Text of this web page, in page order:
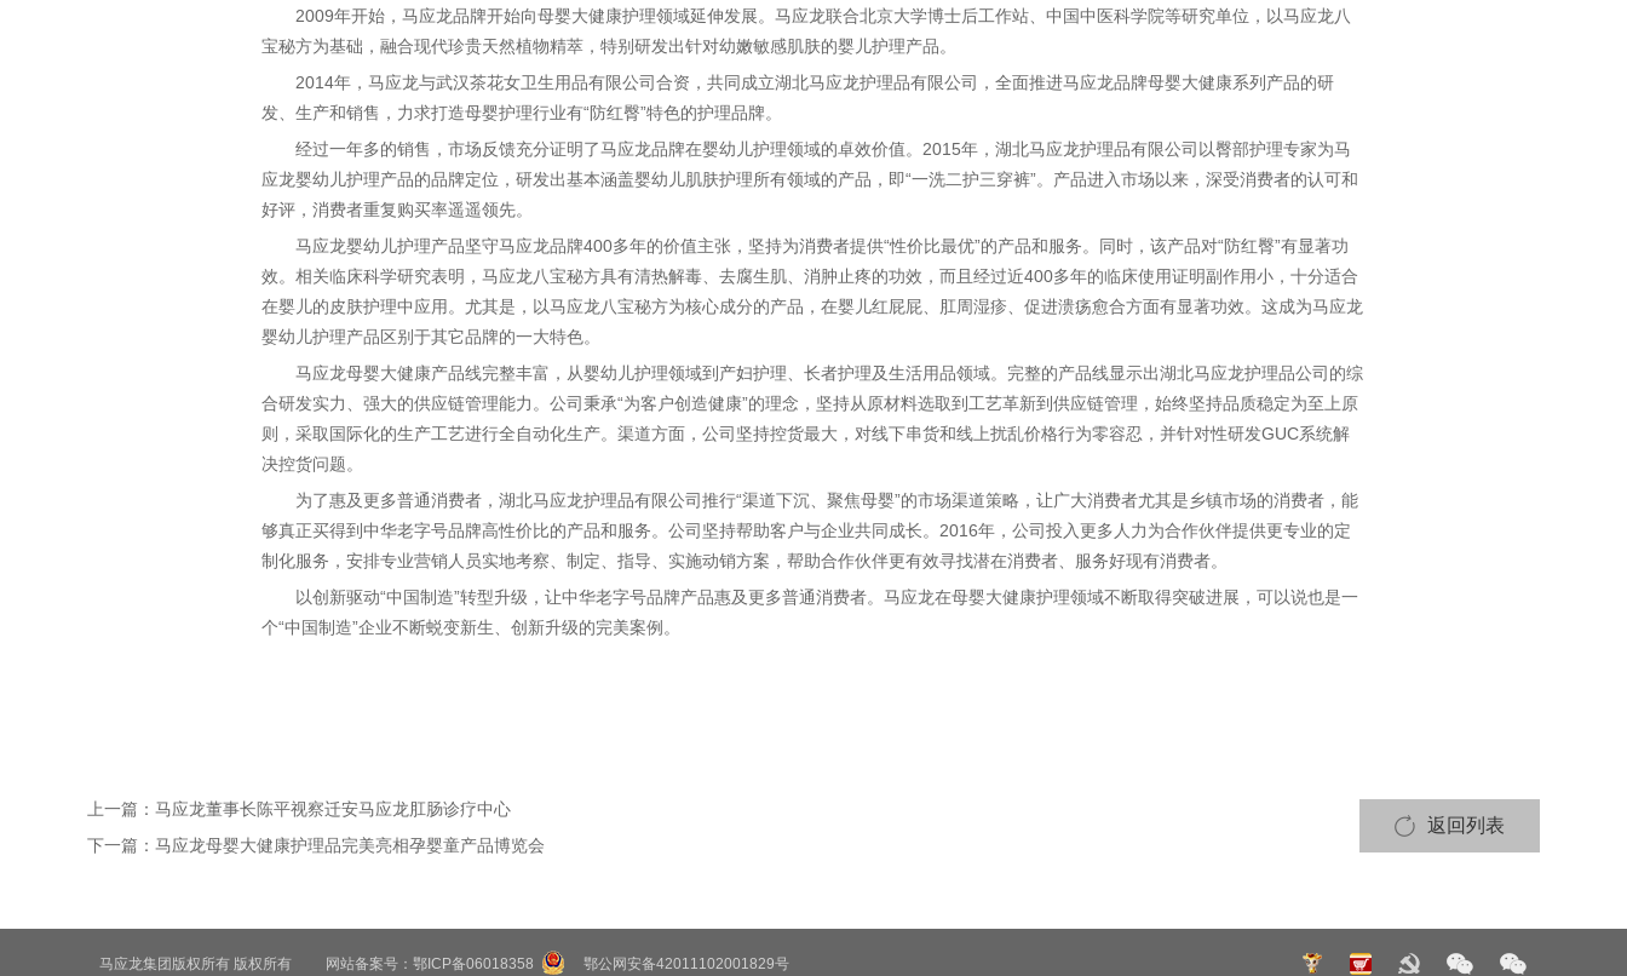
2009年开始，马应龙品牌开始向母婴大健康护理领域延伸发展。马应龙联合北京大学博士后工作站、中国中医科学院等研究单位，以马应龙八
宝秘方为基础，融合现代珍贵天然植物精萃，特别研发出针对幼嫩敏感肌肤的婴儿护理产品。
2014年，马应龙与武汉茶花女卫生用品有限公司合资，共同成立湖北马应龙护理品有限公司，全面推进马应龙品牌母婴大健康系列产品的研
发、生产和销售，力求打造母婴护理行业有“防红臀”特色的护理品牌。
经过一年多的销售，市场反馈充分证明了马应龙品牌在婴幼儿护理领域的卓效价值。2015年，湖北马应龙护理品有限公司以臀部护理专家为马
应龙婴幼儿护理产品的品牌定位，研发出基本涵盖婴幼儿肌肤护理所有领域的产品，即“一洗二护三穿裤”。产品进入市场以来，深受消费者的认可和
好评，消费者重复购买率遥遥领先。
马应龙婴幼儿护理产品坚守马应龙品牌400多年的价值主张，坚持为消费者提供“性价比最优”的产品和服务。同时，该产品对“防红臀”有显著功
效。相关临床科学研究表明，马应龙八宝秘方具有清热解毒、去腐生肌、消肿止疼的功效，而且经过近400多年的临床使用证明副作用小，十分适合
在婴儿的皮肤护理中应用。尤其是，以马应龙八宝秘方为核心成分的产品，在婴儿红屁屁、肛周湿疹、促进溃疡愈合方面有显著功效。这成为马应龙
婴幼儿护理产品区别于其它品牌的一大特色。
马应龙母婴大健康产品线完整丰富，从婴幼儿护理领域到产妇护理、长者护理及生活用品领域。完整的产品线显示出湖北马应龙护理品公司的综
合研发实力、强大的供应链管理能力。公司秉承“为客户创造健康”的理念，坚持从原材料选取到工艺革新到供应链管理，始终坚持品质稳定为至上原
则，采取国际化的生产工艺进行全自动化生产。渠道方面，公司坚持控货最大，对线下串货和线上扰乱价格行为零容忍，并针对性研发GUC系统解
决控货问题。
为了惠及更多普通消费者，湖北马应龙护理品有限公司推行“渠道下沉、聚焦母婴”的市场渠道策略，让广大消费者尤其是乡镇市场的消费者，能
够真正买得到中华老字号品牌高性价比的产品和服务。公司坚持帮助客户与企业共同成长。2016年，公司投入更多人力为合作伙伴提供更专业的定
制化服务，安排专业营销人员实地考察、制定、指导、实施动销方案，帮助合作伙伴更有效寻找潜在消费者、服务好现有消费者。
以创新驱动“中国制造”转型升级，让中华老字号品牌产品惠及更多普通消费者。马应龙在母婴大健康护理领域不断取得突破进展，可以说也是一
个“中国制造”企业不断蜕变新生、创新升级的完美案例。
上一篇： 马应龙董事长陈平视察迁安马应龙肛肠诊疗中心
下一篇： 马应龙母婴大健康护理品完美亮相孕婴童产品博览会
返回列表
马应龙集团版权所有 版权所有 网站备案号：鄂ICP备06018358 鄂公网安备42011102001829号